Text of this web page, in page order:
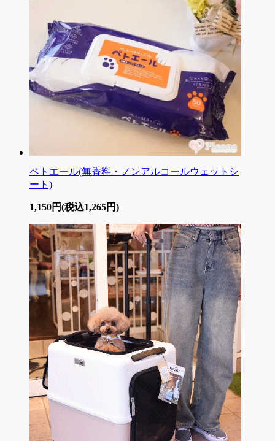
ペトエール(無香料・ノンアルコールウェットシ
ート)
1,150円(税込1,265円)